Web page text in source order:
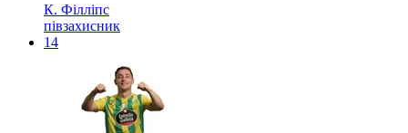
К. Філліпс
півзахисник
14